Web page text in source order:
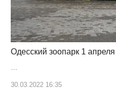
Одесский зоопарк 1
30.03.2022 16:35